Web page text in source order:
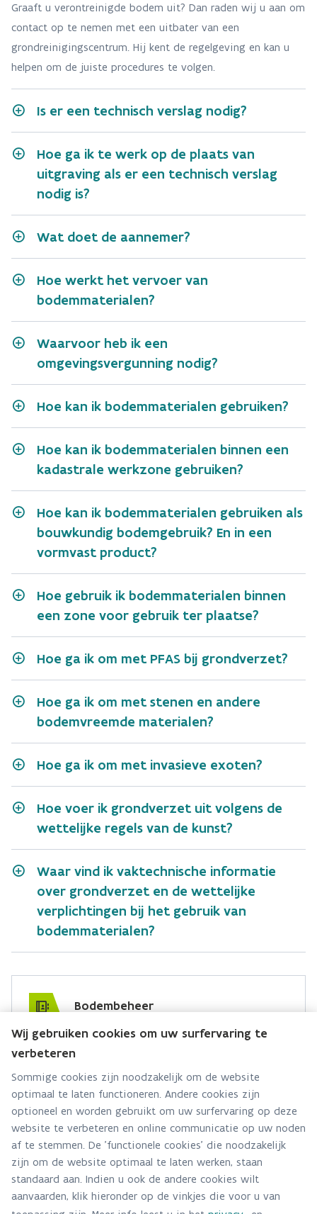
Graaft u verontreinigde bodem uit? Dan raden wij u aan om
contact op te nemen met een uitbater van een
grondreinigingscentrum. Hij kent de regelgeving en kan u
helpen om de juiste procedures te volgen.
Is er een technisch verslag nodig?
Hoe ga ik te werk op de plaats van
uitgraving als er een technisch verslag
nodig is?
erkende bodemsaneringsdeskundige
Grondbank vzw
Wat doet de aannemer?
Hoe werkt het vervoer van
bodemmaterialen?
Waarvoor heb ik een
omgevingsvergunning nodig?
Hoe kan ik bodemmaterialen gebruiken?
Hoe kan ik bodemmaterialen binnen een
kadastrale werkzone gebruiken?
Hoe kan ik bodemmaterialen gebruiken als
bouwkundig bodemgebruik? En in een
vormvast product?
Hoe gebruik ik bodemmaterialen binnen
een zone voor gebruik ter plaatse?
Hoe ga ik om met PFAS bij grondverzet?
Hoe ga ik om met stenen en andere
bodemvreemde materialen?
Natuurlijke stenen
Keien, zandsteen, grind,
schelpen, kalksteen, leisteen
Bodemvreemde stenen
Metselwerkpuin, betonpuin,
steenslag
Hoe ga ik om met invasieve exoten?
Hoe voer ik grondverzet uit volgens de
wettelijke regels van de kunst?
Waar vind ik vaktechnische informatie
over grondverzet en de wettelijke
verplichtingen bij het gebruik van
bodemmaterialen?
Bodembeheer
Hebt u een vraag voor dit team? Stel ze hier:
Via contact formulier
Alle contactgegevens
Adres
Stationsstraat 110
2800 Mechelen
Route en bereikbaarheid
Wij gebruiken cookies om uw surfervaring te
verbeteren
Sommige cookies zijn noodzakelijk om de website
optimaal te laten functioneren. Andere cookies zijn
optioneel en worden gebruikt om uw surfervaring op deze
website te verbeteren en online communicatie op uw noden
af te stemmen. De 'functionele cookies' die noodzakelijk
zijn om de website optimaal te laten werken, staan
standaard aan. Indien u ook de andere cookies wilt
aanvaarden, klik hieronder op de vinkjes die voor u van